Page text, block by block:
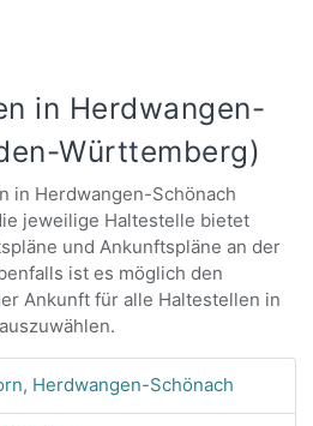
in Herdwangen-
Württemberg)
in Herdwangen-Schönach
jeweilige Haltestelle bietet
und Ankunftspläne an der
ist es möglich den
Ankunft für alle Haltestellen in
Herdwangen-Schönach